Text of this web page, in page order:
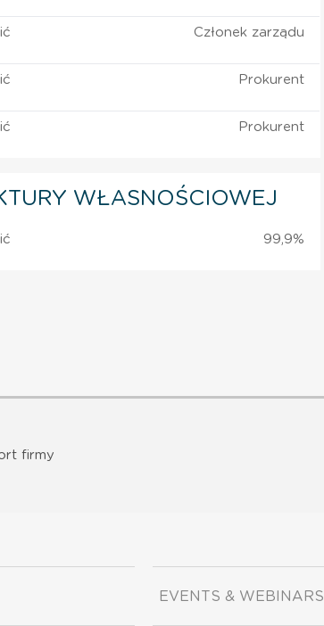
Członek zarządu
Prokurent
Prokurent
WŁASNOŚCIOWEJ
99,9%
firmy
EVENTS & WEBINARS